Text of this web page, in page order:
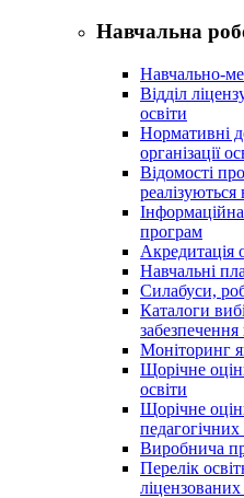
Навчальна
Навчально-
Відділ
освіти
Нормативні
організації
Відомості
реалізуються
Інформаційна
програм
Акредитація
Навчальні
Силабуси,
Каталоги
Моніторинг
Щорічне
освіти
Щорічне
педагогічних
Виробнича
Перелік
ліцензoваних